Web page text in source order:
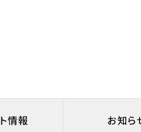
情報 お知ら